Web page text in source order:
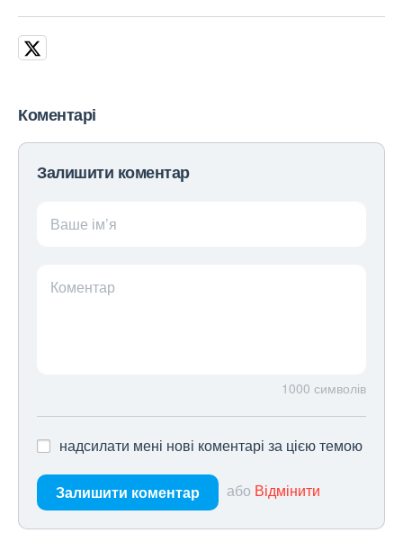
Коментарі
Залишити коментар
Ваше ім’я
Коментар
1000 символів
надсилати мені нові коментарі за цією темою
Залишити коментар або Відмінити